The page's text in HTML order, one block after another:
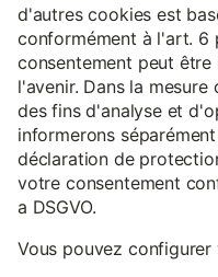
d'autres cookies est
conformément à l'art. 6
consentement peut
l'avenir. Dans la
des fins d'analyse et
informerons
déclaration de
votre consentement
a DSGVO.
Vous pouvez